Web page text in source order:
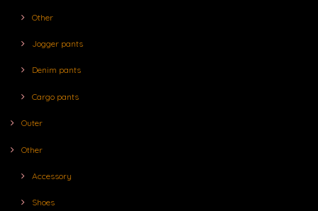
Other
Jogger pants
Denim pants
Cargo pants
Outer
Other
Accessory
Shoes